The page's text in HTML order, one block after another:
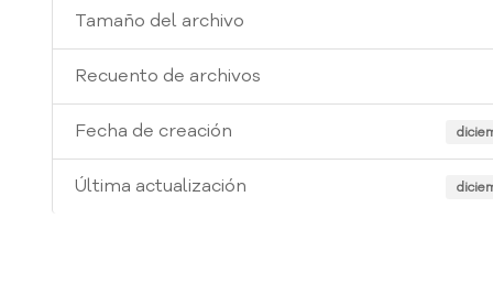
Tamaño del archivo
Recuento de archivos
Fecha de creación
Última actualización